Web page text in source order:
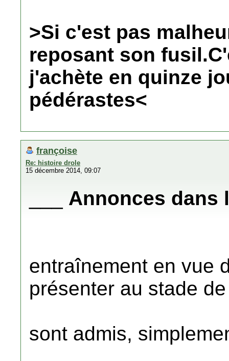
>Si c'est pas
reposant son
j'achète en quinze
pédérastes<
françoise
Re: histoire drole
15 décembre 2014, 09:07
Annonces dans
entraînement en vue
présenter au stade
sont admis,